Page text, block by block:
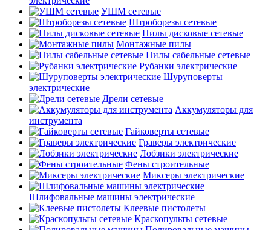
УШМ сетевые
Штроборезы сетевые
Пилы дисковые сетевые
Монтажные пилы
Пилы сабельные сетевые
Рубанки электрические
Шуруповерты
электрические
Дрели сетевые
Аккумуляторы для
инструмента
Гайковерты сетевые
Граверы электрические
Лобзики электрические
Фены строительные
Миксеры электрические
Шлифовальные машины электрические
Клеевые пистолеты
Краскопульты сетевые